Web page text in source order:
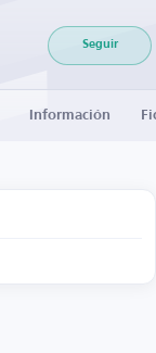
Seguir
Información